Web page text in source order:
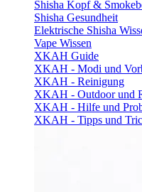
Shisha Kopf &
Shisha Gesundheit
Elektrische Shisha
Vape Wissen
XKAH Guide
XKAH - Modi und
XKAH - Reinigung
XKAH - Outdoor und
XKAH - Hilfe und
XKAH - Tipps und